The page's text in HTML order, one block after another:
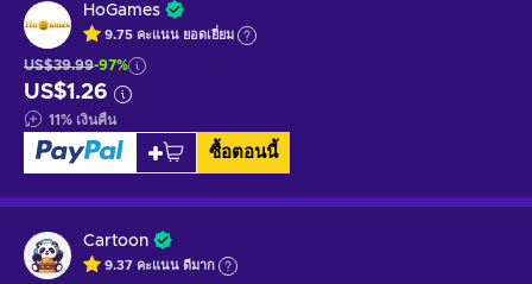
HoGames
9.75 คะแนน ยอดเยี่ยม
US$39.99-97%
US$1.26
11% เงินคืน
ซื้อตอนนี้
Cartoon
9.37 คะแนน ดีมาก